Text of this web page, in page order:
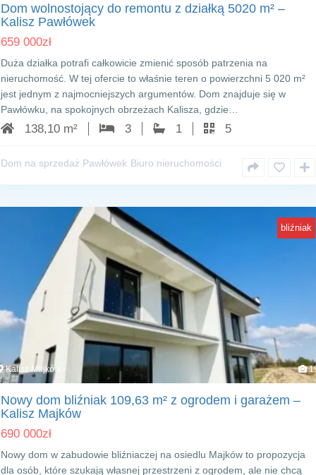
Dom wolnostojący do remontu z działką 5020 m² –
Kalisz Pawłówek
659 000zł
Duża działka potrafi całkowicie zmienić sposób patrzenia na
nieruchomość. W tej ofercie to właśnie teren o powierzchni 5 020 m²
jest jednym z najmocniejszych argumentów. Dom znajduje się w
Pawłówku, na spokojnych obrzeżach Kalisza, gdzie…
138,10 m² 3 1 5
Dom na sprzedaż Pawłówek Biuro nieruchomości
bliźniak
Kalisz Majków
Nowy dom bliźniak 109,63 m² z ogrodem i garażem –
Kalisz Majków
690 000zł
Nowy dom w zabudowie bliźniaczej na osiedlu Majków to propozycja
dla osób, które szukają własnej przestrzeni z ogrodem, ale nie chcą